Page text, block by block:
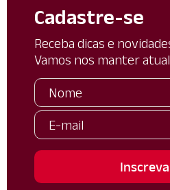
Cadastre-se
Receba dicas e
Vamos nos manter